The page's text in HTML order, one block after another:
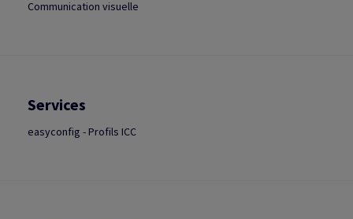
Communication visuelle
Services
easyconfig - Profils ICC